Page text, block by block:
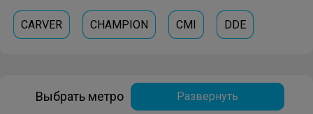
CARVER CHAMPION CMI DDE
ELITECH FUBAG
Выбрать метро Развернуть